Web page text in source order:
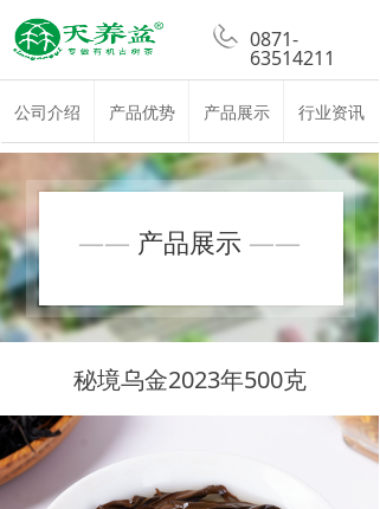
公司介绍 产品优势 产品展示 行业资讯
0871-
63514211
—— 产品展示 ——
秘境乌金2023年500克